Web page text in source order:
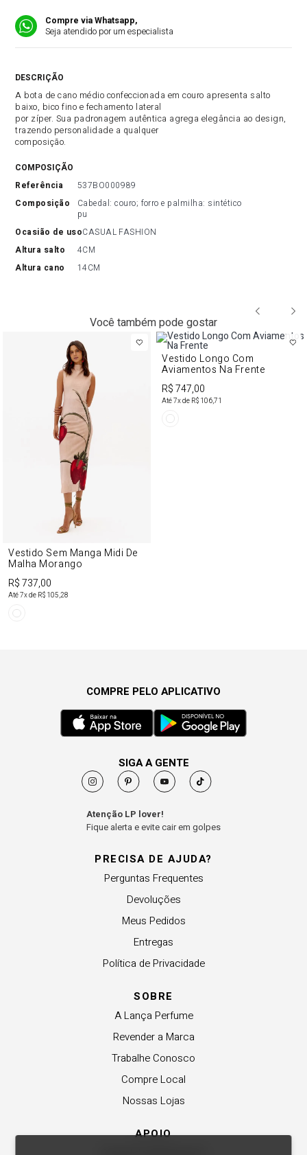
Compre via Whatsapp,
Seja atendido por um especialista
A bota de cano médio confeccionada em couro apresenta salto
baixo, bico fino e fechamento lateral
por zíper. Sua padronagem autêntica agrega elegância ao design,
trazendo personalidade a qualquer
composição.
COMPOSIÇÃO
referência
537BO000989
composição
Cabedal: couro; forro e palmilha: sintético
pu
ocasião de usoCASUAL FASHION
altura salto
4CM
altura cano
14CM
Você também pode gostar
Vestido Sem Manga Midi De
Malha Morango
R$ 737,00
Até7x de R$ 105,28
Vestido Longo Com
Aviamentos Na Frente
R$ 747,00
Até7x de R$ 106,71
PRECISA DE AJUDA?
Perguntas Frequentes
Devoluções
Meus Pedidos
Entregas
Política de Privacidade
SOBRE
A Lança Perfume
Revender a Marca
Trabalhe Conosco
Compre Local
Nossas Lojas
APOIO
COMPRE PELO APLICATIVO
SIGA A GENTE
Atenção LP lover!
Fique alerta e evite cair em golpes